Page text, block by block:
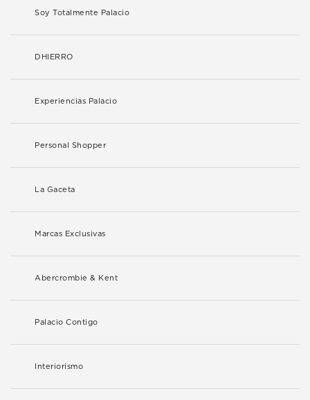
Soy Totalmente Palacio
DHIERRO
Experiencias Palacio
Personal Shopper
La Gaceta
Marcas Exclusivas
Abercrombie & Kent
Palacio Contigo
Interiorismo